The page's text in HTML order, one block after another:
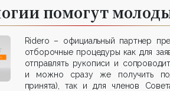
помогут
Ridero – официальный партнер
отборочные процедуры как для
отправлять рукописи и
и можно сразу же получить
принята), так и для членов